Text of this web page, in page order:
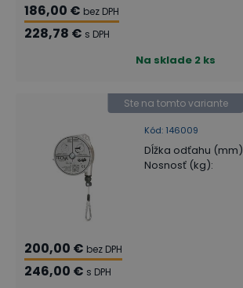
186,00 € bez DPH
228,78 € s DPH
Na sklade 2 ks
Kód: 146009
Ste na tomto variante
Dĺžka odťahu (mm)
Nosnosť (kg):
200,00 € bez DPH
246,00 € s DPH